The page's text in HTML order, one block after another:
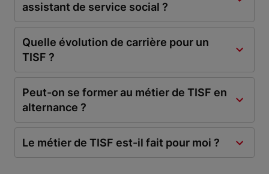
assistant de service social ?
Quelle évolution de carrière pour un
TISF ?
Peut-on se former au métier de TISF en
alternance ?
Le métier de TISF est-il fait pour moi ?